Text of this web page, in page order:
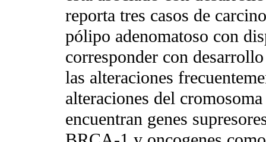
reporta tres casos de
pólipo adenomatoso con
corresponder con
las alteraciones
alteraciones del
encuentran genes